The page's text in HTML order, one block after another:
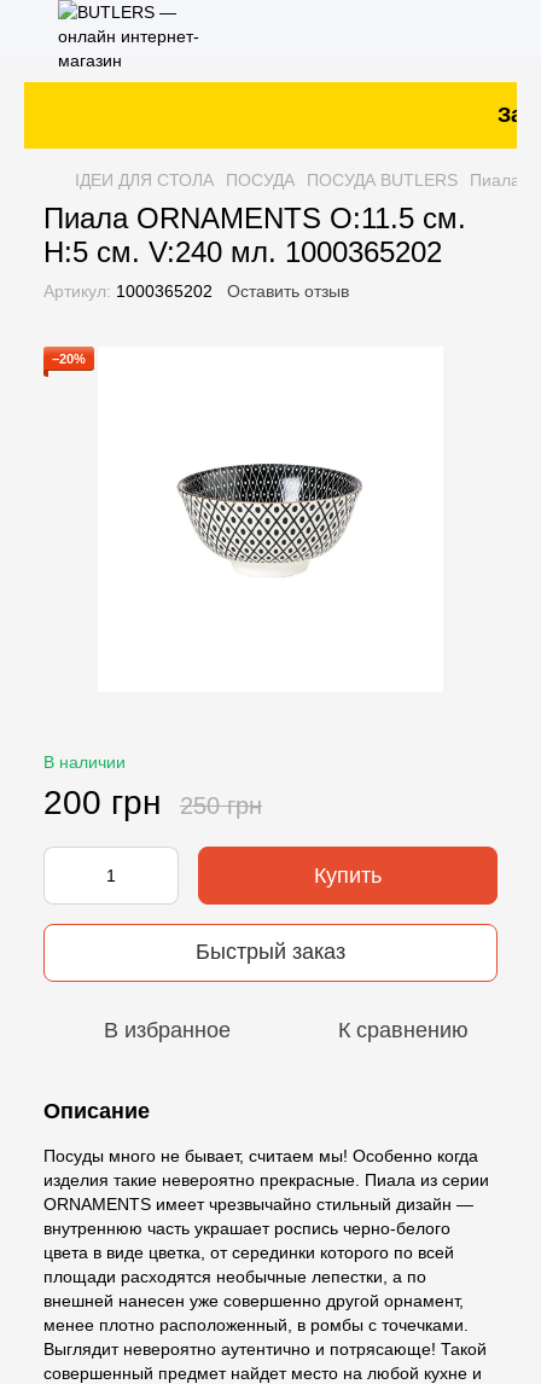
ІДЕИ ДЛЯ СТОЛА ПОСУДА ПОСУДА BUTLERS Пиала
Пиала ORNAMENTS O:11.5 см.
H:5 см. V:240 мл. 1000365202
Артикул: 1000365202 Оставить отзыв
−20%
В наличии
200 грн 250 грн
Купить
Быстрый заказ
В избранное К сравнению
Описание
Посуды много не бывает, считаем мы! Особенно когда
изделия такие невероятно прекрасные. Пиала из серии
ORNAMENTS имеет чрезвычайно стильный дизайн —
внутреннюю часть украшает роспись черно-белого
цвета в виде цветка, от серединки которого по всей
площади расходятся необычные лепестки, а по
внешней нанесен уже совершенно другой орнамент,
менее плотно расположенный, в ромбы с точечками.
Выглядит невероятно аутентично и потрясающе! Такой
совершенный предмет найдет место на любой кухне и